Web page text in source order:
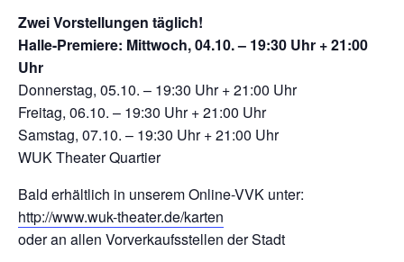
Zwei Vorstellungen täglich!
Halle-Premiere: Mittwoch, 04.10. – 19:30 Uhr + 21:00
Uhr
Donnerstag, 05.10. – 19:30 Uhr + 21:00 Uhr
Freitag, 06.10. – 19:30 Uhr + 21:00 Uhr
Samstag, 07.10. – 19:30 Uhr + 21:00 Uhr
WUK Theater Quartier
Bald erhältlich in unserem Online-VVK unter:
http://www.wuk-theater.de/karten
oder an allen Vorverkaufsstellen der Stadt